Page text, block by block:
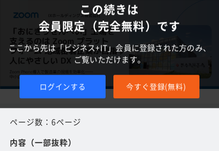
この続きは
会員限定（完全無料）です
ここから先は「ビジネス+IT」会員に登録された方のみ、
ご覧いただけます。
ログインする 今すぐ登録(無料)
ページ数：6ページ
内容（一部抜粋）